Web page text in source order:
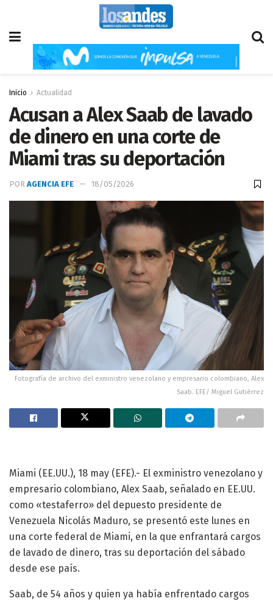
Inicio Actualidad
Acusan a Alex Saab de lavado
de dinero en una corte de
Miami tras su deportación
POR AGENCIA EFE 18/05/2026
Fotografía de archivo del exministro venezolano y empresario colombiano, Alex
Saab. EFE/ Miguel Gutiérrez
Miami (EE.UU.), 18 may (EFE).- El exministro venezolano y
empresario colombiano, Alex Saab, señalado en EE.UU.
como «testaferro» del depuesto presidente de
Venezuela Nicolás Maduro, se presentó este lunes en
una corte federal de Miami, en la que enfrantará cargos
de lavado de dinero, tras su deportación del sábado
desde ese país.
Saab, de 54 años y quien ya había enfrentado cargos